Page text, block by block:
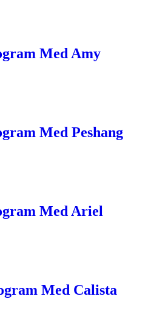
Med Amy
Med Peshang
Med Ariel
Med Calista